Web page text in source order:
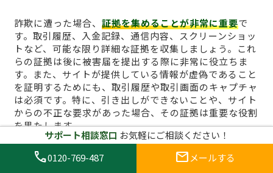
詐欺に遭った場合、 証拠を集めることが非常に重要で
す。取引履歴、入金記録、通信内容、スクリーンショッ
トなど、可能な限り詳細な証拠を収集しましょう。これ
らの証拠は後に被害届を提出する際に非常に役立ちま
す。また、サイトが提供している情報が虚偽であること
を証明するためにも、取引履歴や取引画面のキャプチャ
は必須です。特に、引き出しができないことや、サイト
からの不正な要求があった場合、その証拠は重要な役割
を果たします。
3. 詐欺サイトに関する通報を行う
サポート相談窓口 お気軽にご相談ください！
call0120-769-487 mail メールする